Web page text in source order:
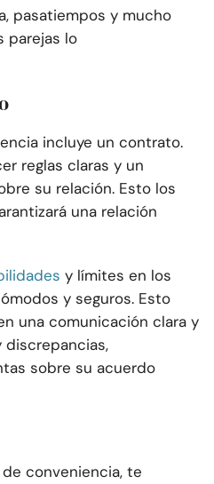
pasatiempos y mucho
parejas lo
incluye un contrato.
reglas claras y un
su relación. Esto los
una relación
y límites en los
y seguros. Esto
una comunicación clara y
discrepancias,
sobre su acuerdo
conveniencia, te